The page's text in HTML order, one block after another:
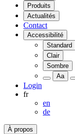
Produits
Actualités
Contact
Accessibilité
Standard
Clair
Sombre
Aa
Login
fr
en
de
À propos